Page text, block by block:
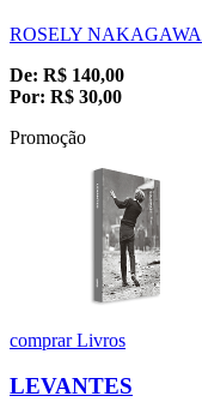
ROSELY NAKAGAWA
De: R$ 140,00
Por: R$ 30,00
Promoção
comprarLivros
LEVANTES